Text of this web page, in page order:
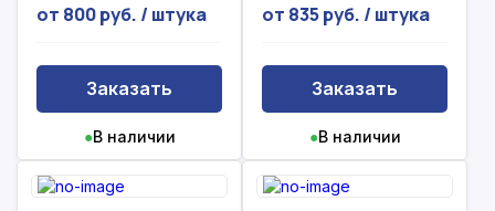
от 800 руб. / штука
Заказать
●В наличии
от 835 руб. / штука
Заказать
●В наличии